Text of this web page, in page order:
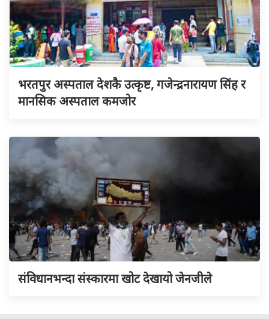
भरतपुर अस्पताल देशकै उत्कृष्ट, गजेन्द्रनारायण सिंह र
मानसिक अस्पताल कमजोर
संविधानभन्दा संस्कारमा खोट देखायो जेनजीले